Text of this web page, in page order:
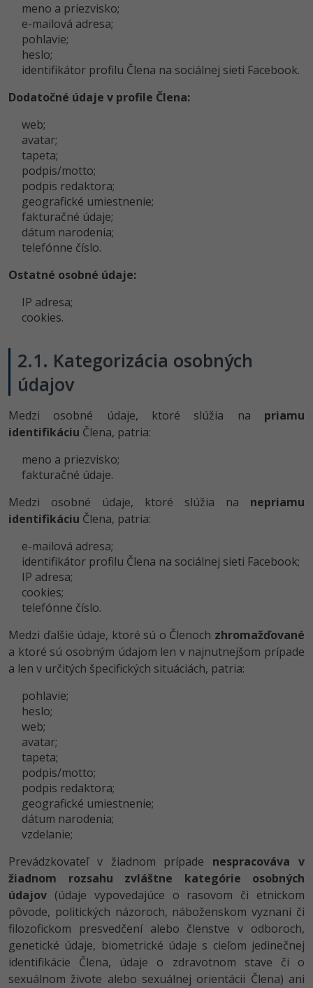
meno a priezvisko;
e-mailová adresa;
pohlavie;
heslo;
identifikátor profilu Člena na sociálnej sieti Facebook.
Dodatočné údaje v profile Člena:
web;
avatar;
tapeta;
podpis/motto;
podpis redaktora;
geografické umiestnenie;
fakturačné údaje;
dátum narodenia;
telefónne číslo.
Ostatné osobné údaje:
IP adresa;
cookies.
2.1. Kategorizácia osobných
údajov
Medzi osobné údaje, ktoré slúžia na priamu
identifikáciu Člena, patria:
meno a priezvisko;
fakturačné údaje.
Medzi osobné údaje, ktoré slúžia na nepriamu
identifikáciu Člena, patria:
e-mailová adresa;
identifikátor profilu Člena na sociálnej sieti Facebook;
IP adresa;
cookies;
telefónne číslo.
Medzi ďalšie údaje, ktoré sú o Členoch zhromažďované
a ktoré sú osobným údajom len v najnutnejšom prípade
a len v určitých špecifických situáciách, patria:
pohlavie;
heslo;
web;
avatar;
tapeta;
podpis/motto;
podpis redaktora;
geografické umiestnenie;
dátum narodenia;
vzdelanie;
Prevádzkovateľ v žiadnom prípade nespracováva v
žiadnom rozsahu zvláštne kategórie osobných
údajov (údaje vypovedajúce o rasovom či etnickom
pôvode, politických názoroch, náboženskom vyznaní či
filozofickom presvedčení alebo členstve v odboroch,
genetické údaje, biometrické údaje s cieľom jedinečnej
identifikácie Člena, údaje o zdravotnom stave či o
sexuálnom živote alebo sexuálnej orientácii Člena) ani